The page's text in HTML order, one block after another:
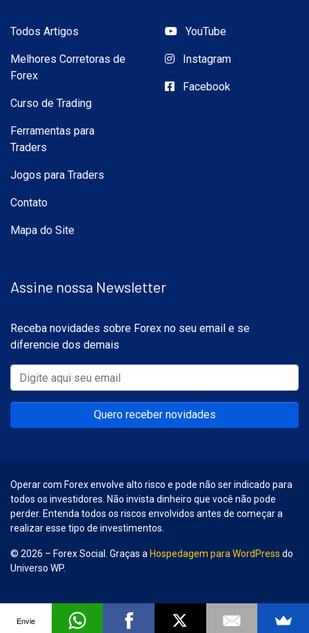
Todos Artigos
Melhores Corretoras de
Forex
Curso de Trading
Ferramentas para
Traders
Jogos para Traders
Contato
Mapa do Site
YouTube
Instagram
Facebook
Assine nossa Newsletter
Receba novidades sobre Forex no seu email e se
diferencie dos demais
Quero receber novidades
Operar com Forex envolve alto risco e pode não ser indicado para
todos os investidores. Não invista dinheiro que você não pode
perder. Entenda todos os riscos envolvidos antes de começar a
realizar esse tipo de investimentos.
© 2026 – Forex Social. Graças a Hospedagem para WordPress do
Universo WP.
Envie